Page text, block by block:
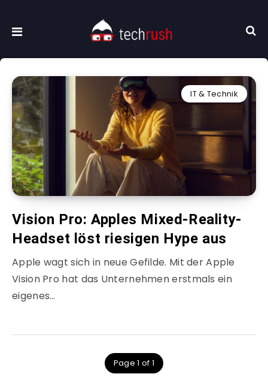
IT & Technik
Vision Pro: Apples Mixed-Reality-
Headset löst riesigen Hype aus
Apple wagt sich in neue Gefilde. Mit der Apple
Vision Pro hat das Unternehmen erstmals ein
eigenes…
Page 1 of 1